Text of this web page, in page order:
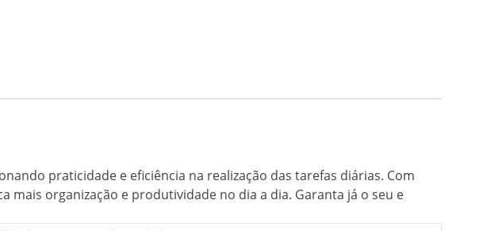
praticidade e eficiência na realização das tarefas diárias. Com
organização e produtividade no dia a dia. Garanta já o seu e